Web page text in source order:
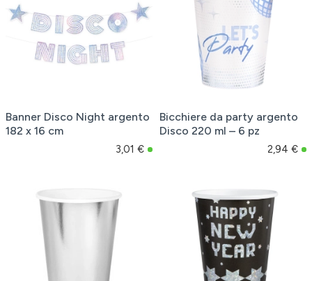
Banner Disco Night argento
182 x 16 cm
3,01 €
Bicchiere da party argento
Disco 220 ml – 6 pz
2,94 €